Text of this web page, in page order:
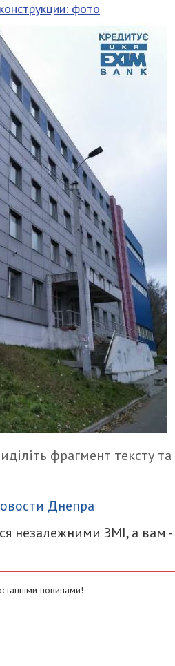
фото
фрагмент тексту та
Днепра
незалежними ЗМІ, а вам
новинами!